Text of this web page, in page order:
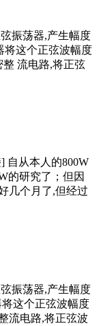
振荡器,产生幅度
将这个正弦波幅度
整 流电路,将正弦
自从本人的800W
的研究了；但因
几个月了,但经过
振荡器,产生幅度
这个正弦波幅度
流电路,将正弦波